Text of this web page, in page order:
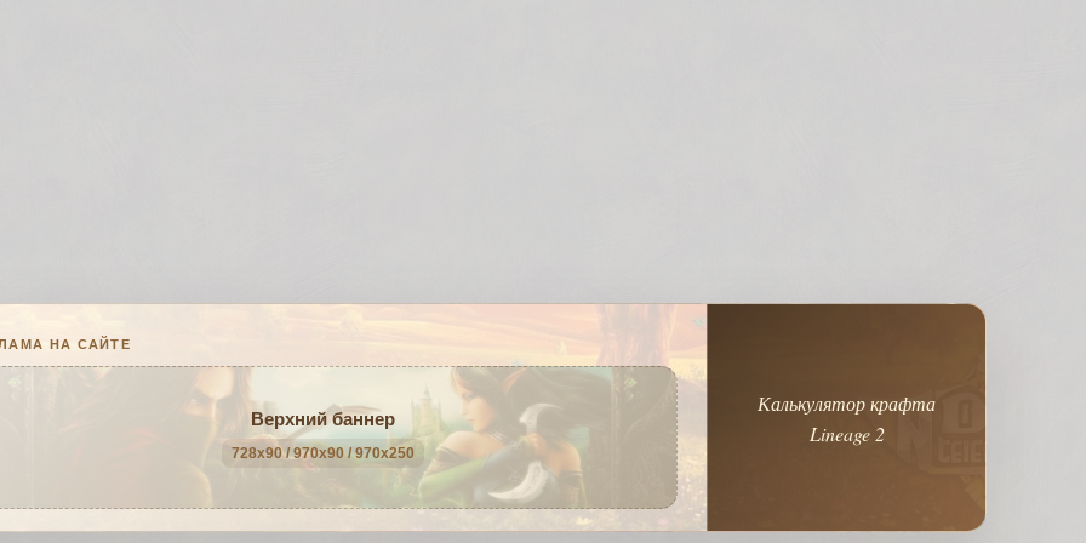
НА САЙТЕ
Верхний баннер
728x90 / 970x90 / 970x250
Калькулятор крафта
Lineage 2